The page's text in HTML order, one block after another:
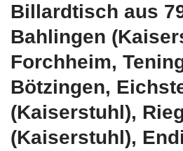
Billardtisch aus
Bahlingen
Forchheim,
Bötzingen,
(Kaiserstuhl),
(Kaiserstuhl),